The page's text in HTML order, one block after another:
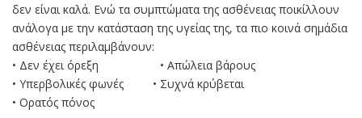
δεν είναι καλά. Ενώ τα συμπτώματα της ασθένειας ποικίλλουν
ανάλογα με την κατάσταση της υγείας της, τα πιο κοινά σημάδια
ασθένειας περιλαμβάνουν:
• Δεν έχει όρεξη • Απώλεια βάρους
• Υπερβολικές φωνές • Συχνά κρύβεται
• Ορατός πόνος